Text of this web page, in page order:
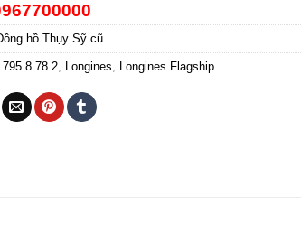
hồ Thụy Sỹ cũ
, Longines, Longines Flagship